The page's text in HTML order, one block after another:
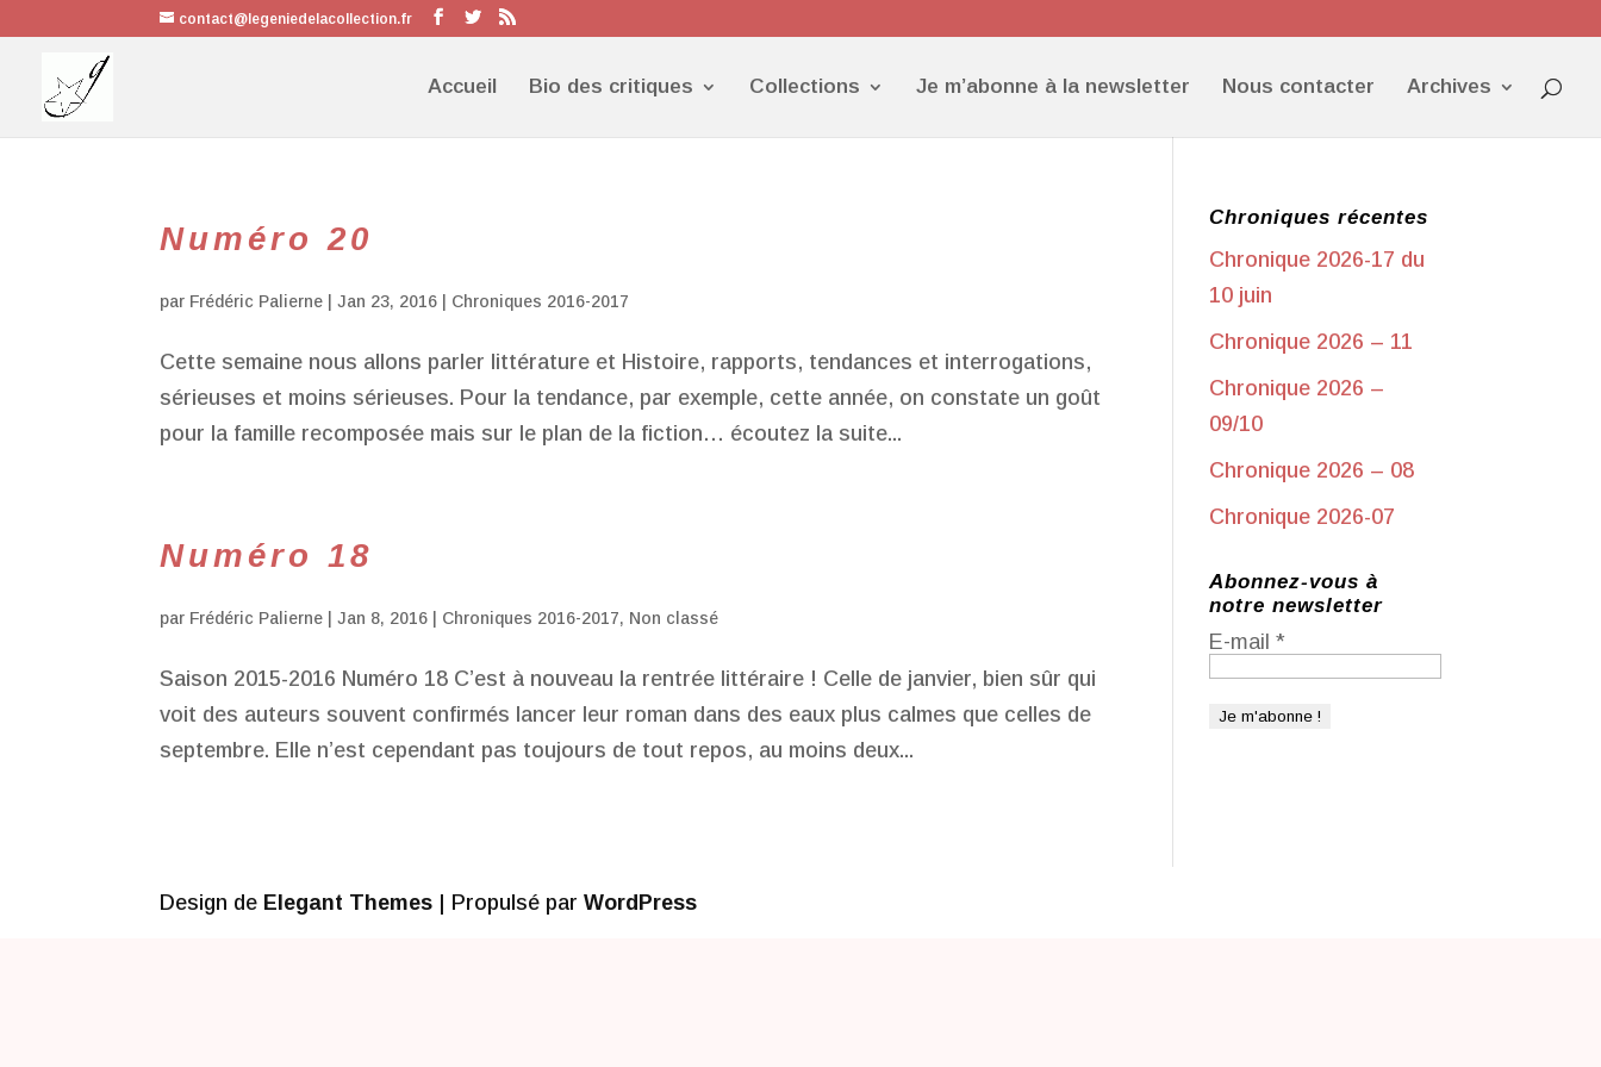
contact@legeniedelacollection.fr
Accueil Bio des critiques Collections Je m’abonne à la newsletter Nous contacter Archives
Numéro 20
par Frédéric Palierne |Jan 23, 2016 Chroniques 2016-2017
Cette semaine nous allons parler littérature et Histoire, rapports, tendances et interrogations,
sérieuses et moins sérieuses. Pour la tendance, par exemple, cette année, on constate un goût
pour la famille recomposée mais sur le plan de la fiction… écoutez la suite...
Numéro 18
par Frédéric Palierne |Jan 8, 2016 Chroniques 2016-2017, Non classé
Saison 2015-2016 Numéro 18 C’est à nouveau la rentrée littéraire ! Celle de janvier, bien sûr qui
voit des auteurs souvent confirmés lancer leur roman dans des eaux plus calmes que celles de
septembre. Elle n’est cependant pas toujours de tout repos, au moins deux...
Chroniques récentes
Chronique 2026-17 du
10 juin
Chronique 2026 – 11
Chronique 2026 –
09/10
Chronique 2026 – 08
Chronique 2026-07
Abonnez-vous à
notre newsletter
E-mail*
Design de Elegant Themes | Propulsé parWordPress